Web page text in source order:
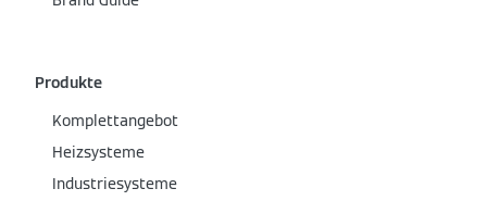
Produkte
Komplettangebot
Heizsysteme
Industriesysteme